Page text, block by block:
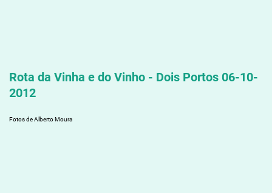
Rota da Vinha e do Vinho - Dois Portos 06-10-
2012
Fotos de Alberto Moura